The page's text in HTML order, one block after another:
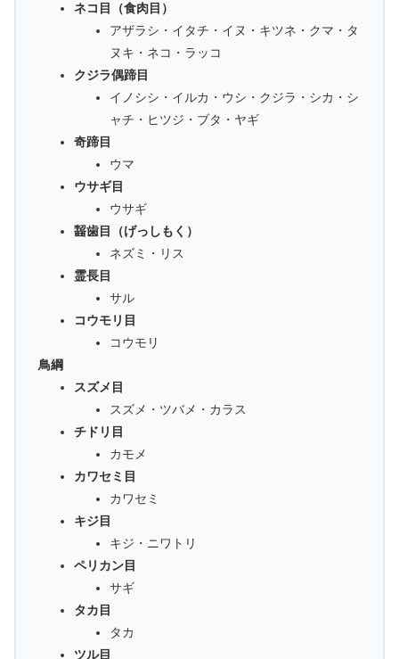
ネコ目（食肉目）
アザラシ・イタチ・イヌ・キツネ・クマ・タ
ヌキ・ネコ・ラッコ
クジラ偶蹄目
イノシシ・イルカ・ウシ・クジラ・シカ・シ
ャチ・ヒツジ・ブタ・ヤギ
奇蹄目
ウマ
ウサギ目
ウサギ
齧歯目（げっしもく）
ネズミ・リス
霊長目
サル
コウモリ目
コウモリ
鳥綱
スズメ目
スズメ・ツバメ・カラス
チドリ目
カモメ
カワセミ目
カワセミ
キジ目
キジ・ニワトリ
ペリカン目
サギ
タカ目
タカ
ツル目